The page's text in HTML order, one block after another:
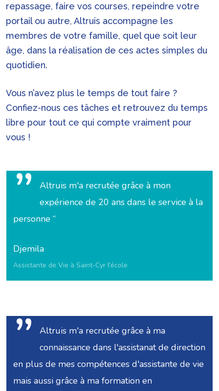
repassage, faire vos courses, repeindre votre
portail ou autre, Altruis accompagne les
membres de votre famille, quel que soit leur
âge, dans la réalisation de ces actes simples du
quotidien.
Vous n’avez plus le temps de tout faire ?
Confiez-nous ces tâches et retrouvez du temps
libre pour tout ce qui compte vraiment pour
vous !
” Altruis m'a recrutée grâce à mon
expérience de 20 ans dans le service à la
personne “
Djemila
Assistante de Vie à Saint-Cyr l'école
” Altruis m'a recrutée grâce à ma
connaissance dans l'assistanat de direction
en plus de mes compétences d'assistante de vie
mais aussi grâce à ma formation en